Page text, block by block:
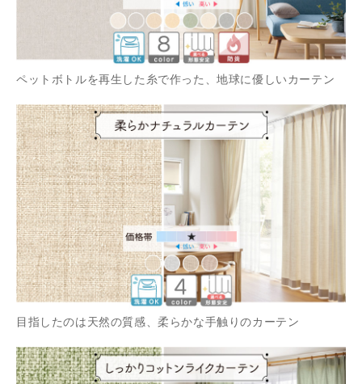
ペットボトルを再生した糸で作った、地球に優しいカーテン
目指したのは天然の質感、柔らかな手触りのカーテン